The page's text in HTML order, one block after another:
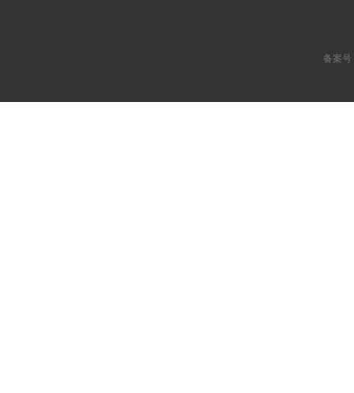
备案号